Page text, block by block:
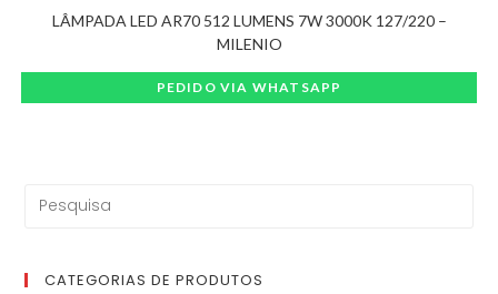
LÂMPADA LED AR70 512 LUMENS 7W 3000K 127/220 –
MILENIO
PEDIDO VIA WHATSAPP
CATEGORIAS DE PRODUTOS